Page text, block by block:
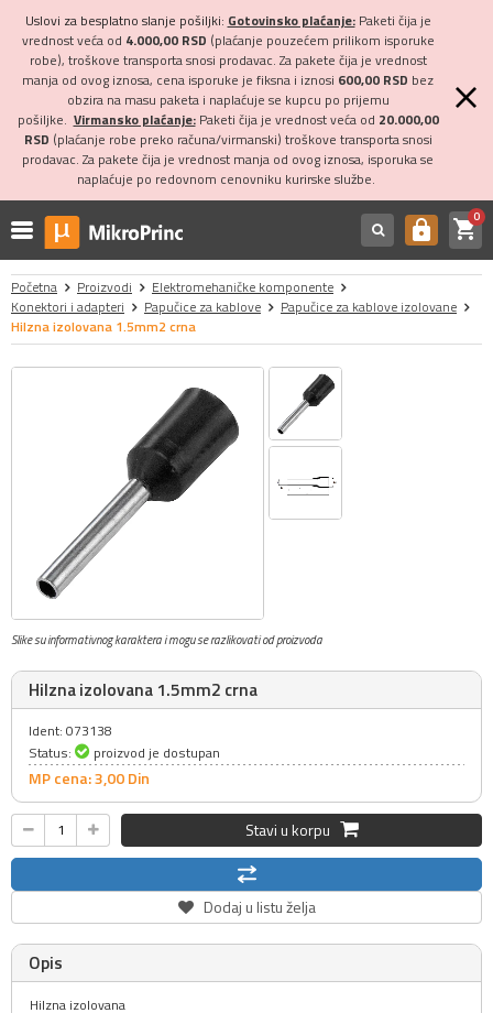
Uslovi za besplatno slanje pošiljki: Gotovinsko plaćanje:Paketi čija je
vrednost veća od 4.000,00 RSD (plaćanje pouzećem prilikom isporuke
robe), troškove transporta snosi prodavac. Za pakete čija je vrednost
manja od ovog iznosa, cena isporuke je fiksna i iznosi 600,00 RSD bez
obzira na masu paketa i naplaćuje se kupcu po prijemu
pošiljke. Virmansko plaćanje:Paketi čija je vrednost veća od 20.000,00
RSD (plaćanje robe preko računa/virmanski) troškove transporta snosi
prodavac. Za pakete čija je vrednost manja od ovog iznosa, isporuka se
naplaćuje po redovnom cenovniku kurirske službe.
https shopping_cart0
Početna Proizvodi
Elektromehaničke komponente
Konektori i adapteri
Papučice za kablove
Papučice za kablove izolovane
Hilzna izolovana 1.5mm2 crna
Slike su informativnog karaktera i mogu se razlikovati od proizvoda
Hilzna izolovana 1.5mm2 crna
Ident: 073138
Status:
proizvod je dostupan
MP cena: 3,00Din
Stavi u korpu
Dodaj u listu želja
Opis
Hilzna izolovana